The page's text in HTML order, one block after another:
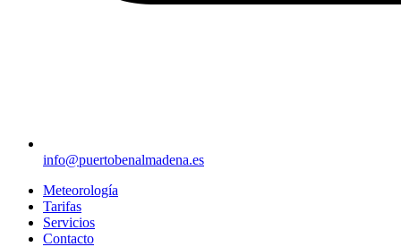
info@puertobenalmadena.es
Meteorología
Tarifas
Servicios
Contacto